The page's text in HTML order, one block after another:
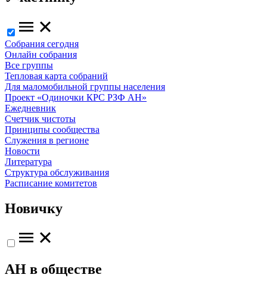
Собрания сегодня
Онлайн собрания
Все группы
Тепловая карта собраний
Для маломобильной группы населения
Проект «Одиночки КРС РЗФ АН»
Ежедневник
Счетчик чистоты
Принципы сообщества
Служения в регионе
Новости
Литература
Структура обслуживания
Расписание комитетов
Новичку
АН в обществе